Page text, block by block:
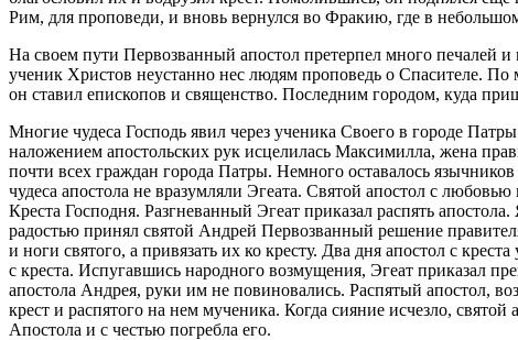
Рим, для проповеди, и вновь вернулся во Фракию, где в
На своем пути Первозванный апостол претерпел много печалей
ученик Христов неустанно нес людям проповедь о Спасителе. По
он ставил епископов и священство. Последним городом, куда
Многие чудеса Господь явил через ученика Своего в городе
наложением апостольских рук исцелилась Максимилла, жена
почти всех граждан города Патры. Немного оставалось
чудеса апостола не вразумляли Эгеата. Святой апостол с
Креста Господня. Разгневанный Эгеат приказал распять
радостью принял святой Андрей Первозванный решение
и ноги святого, а привязать их ко кресту. Два дня апостол с
с креста. Испугавшись народного возмущения, Эгеат приказал
апостола Андрея, руки им не повиновались. Распятый апостол,
крест и распятого на нем мученика. Когда сияние исчезло,
Апостола и с честью погребла его.